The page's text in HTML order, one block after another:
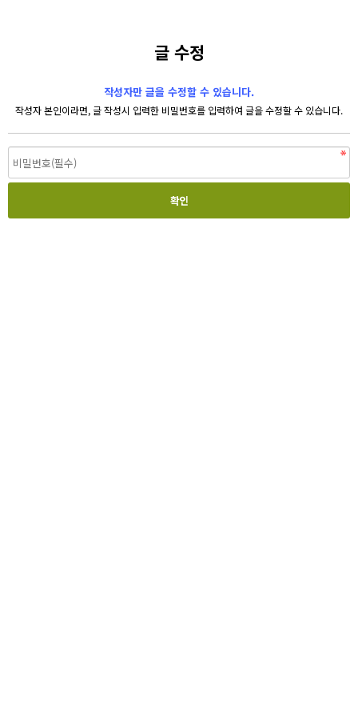
글 수정
작성자만 글을 수정할 수 있습니다.
작성자 본인이라면, 글 작성시 입력한 비밀번호를 입력하여 글을 수정할 수 있습니다.